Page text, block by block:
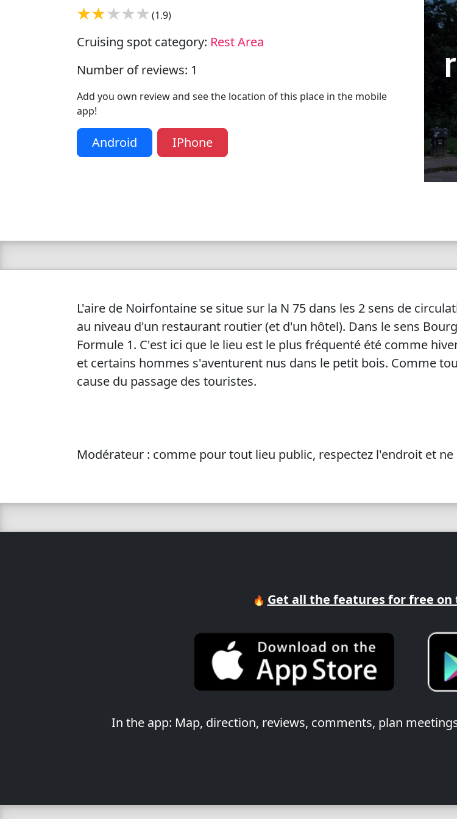
(1.9)
Cruising spot category: Rest Area
Number of reviews: 1
Add you own review and see the location of this place in the mobile
app!
Android IPhone
L'aire de Noirfontaine se situe sur la N 75 dans les 2 sens de
au niveau d'un restaurant routier (et d'un hôtel). Dans le sens
Formule 1. C'est ici que le lieu est le plus fréquenté été comme
et certains hommes s'aventurent nus dans le petit bois. Comme
cause du passage des touristes.
Modérateur : comme pour tout lieu public, respectez l'endroit et
🔥 Get all the features for free on
In the app: Map, direction, reviews, comments, plan